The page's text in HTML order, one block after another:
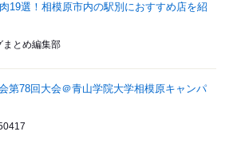
19選！相模原市内の駅別におすすめ店を紹
まとめ編集部
第78回大会＠青山学院大学相模原キャンパ